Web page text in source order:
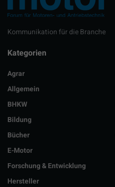
Kommunikation für die Branche
Kategorien
Agrar
Allgemein
BHKW
Bildung
Bücher
E-Motor
Forschung & Entwicklung
Hersteller